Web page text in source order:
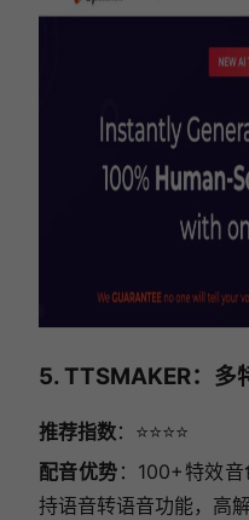
5. TTSMAKER：多
推荐指数：⭐⭐⭐⭐
配音优势 ：100+特效
持语音转语音功能，高